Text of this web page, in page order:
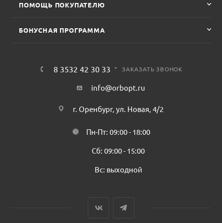
ПОМОЩЬ ПОКУПАТЕЛЮ
БОНУСНАЯ ПРОГРАММА
8 3532 42 30 33 ЗАКАЗАТЬ ЗВОНОК
info@orbopt.ru
г. Оренбург, ул. Новая, 4/2
Пн-Пт: 09:00 - 18:00
Сб: 09:00 - 15:00
Вс: выходной